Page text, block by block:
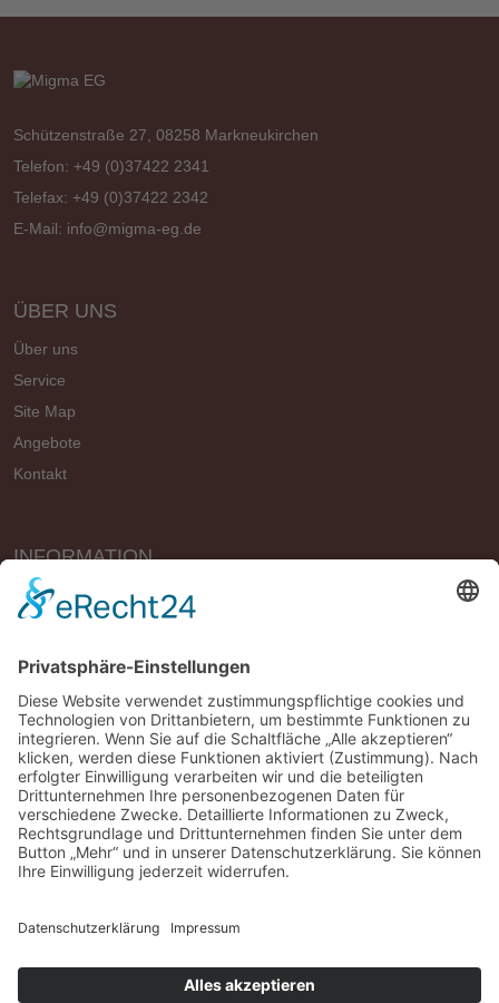
Schützenstraße 27, 08258 Markneukirchen
Telefon: +49 (0)37422 2341
Telefax: +49 (0)37422 2342
E-Mail: info@migma-eg.de
ÜBER UNS
Über uns
Service
Site Map
Angebote
Kontakt
INFORMATION
Vertrag widerrufen
Geschäftsbedingungen (AGB)
Widerrufsbelehrung
Versandbedingungen
Copyright © 2025 Migma EG . All Rights Reserved.